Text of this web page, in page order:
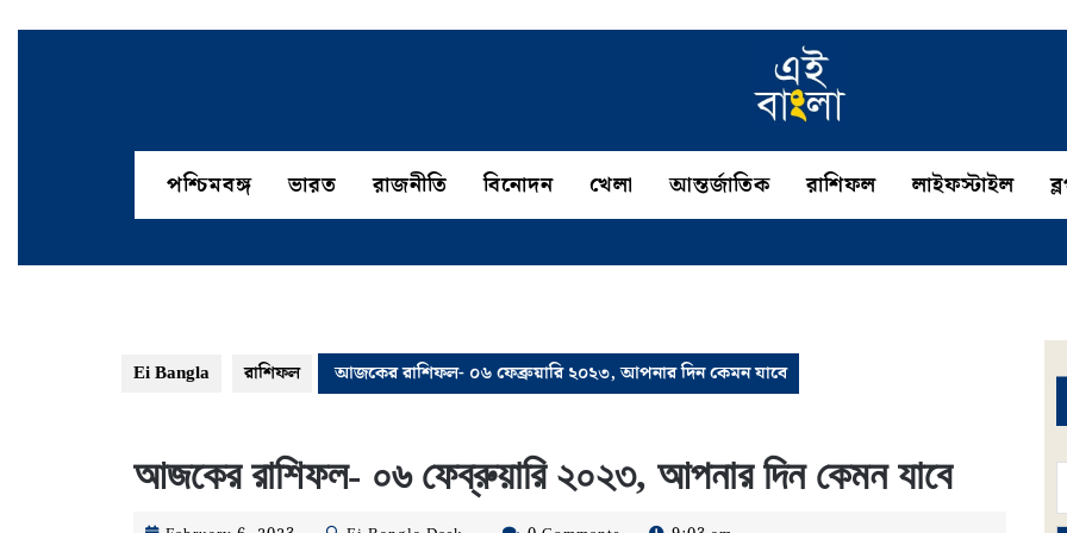
পশ্চিমবঙ্গ ভারত রাজনীতি বিনোদন খেলা আন্তর্জাতিক রাশিফল লাইফস্টাইল
Ei Bangla রাশিফল আজকের রাশিফল- ০৬ ফেব্রুয়ারি ২০২৩, আপনার দিন কেমন যাবে
আজকের রাশিফল- ০৬ ফেব্রুয়ারি ২০২৩, আপনার দিন কেমন যাবে